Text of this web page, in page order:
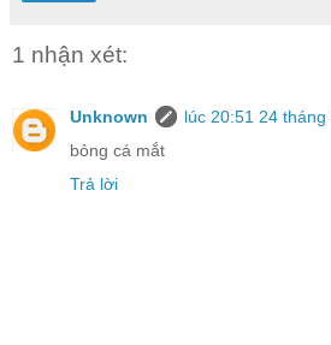
1 nhận xét:
Unknown
lúc 20:51 24 tháng
bỏng cá mắt
Trả lời